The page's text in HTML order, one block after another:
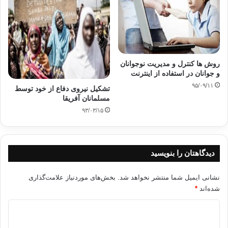
را به خداوند
نسبت دهيم و خوشحاليمان را به واسطه ياري خداوند باشد، همچون اين
سخنش:
الْمُؤْمِنُونَ* بِنَصْرِ اللهِ”
روميان پيروز ميگردند) مؤمنان شادمان ميشوند… ( آري، خوشحال ميشوند) از
خدا…”
بايد اين شادي و سرور
را به صورت نيايش با خداوند و با سپاس گذاري از او به واسطه فضل و توفيقش
دهيم، زيرا اگر ياريهاي او نمي بود هرگز كاري به سرانجام نميرسيد.
روش ها کنترل و مدیریت نوجوانان
و جوانان در استفاده از اینترنت
۹۵/۰۹/۱۱
تشکیل نیروی دفاع از خود توسط
مسلمانان آفریقا
۹۳/۰۳/۱۵
دیدگاهتان را بنویسید
نشانی ایمیل شما منتشر نخواهد شد. بخش‌های موردنیاز علامت‌گذاری
شده‌اند *